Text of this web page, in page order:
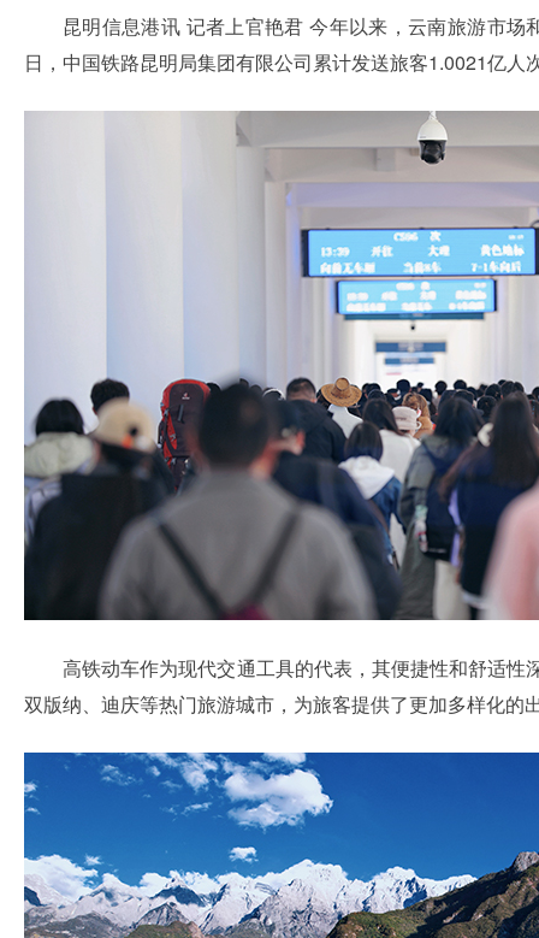
昆明信息港讯 记者上官艳君今年以来，云南旅游市场
日，中国铁路昆明局集团有限公司累计发送旅客1.0021亿
高铁动车作为现代交通工具的代表，其便捷性和舒适
双版纳、迪庆等热门旅游城市，为旅客提供了更加多样化的